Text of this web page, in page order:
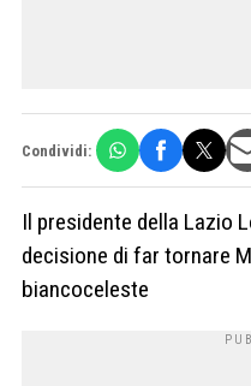
Condividi:
Il presidente della Lazio
decisione di far tornare
biancoceleste